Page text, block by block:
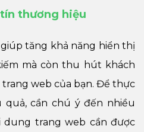
thương hiệu
tăng khả năng hiển thị
mà còn thu hút khách
web của bạn. Để thực
quả, cần chú ý đến nhiều
trang web cần được